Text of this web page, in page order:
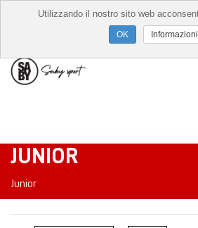
JUNIOR
Junior
Utilizzando il nostro sito web
Informazioni